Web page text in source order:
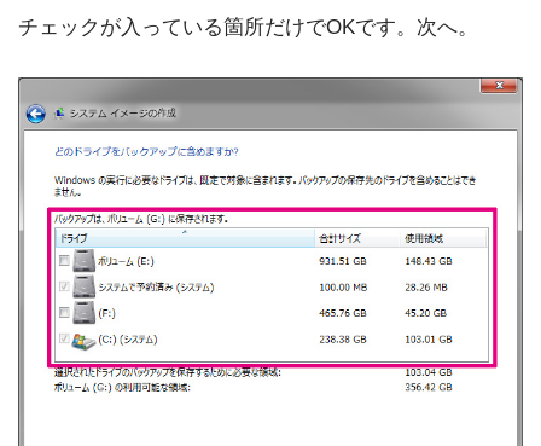
チェックが入っている箇所だけでOKです。次へ。